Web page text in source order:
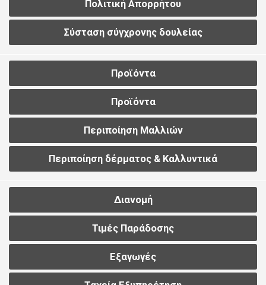
Πολιτική Απορρήτου
Σύσταση σύγχρονης δουλείας
Προϊόντα
Προϊόντα
Περιποίηση Μαλλιών
Περιποίηση δέρματος & Καλλυντικά
Διανομή
Τιμές Παράδοσης
Εξαγωγές